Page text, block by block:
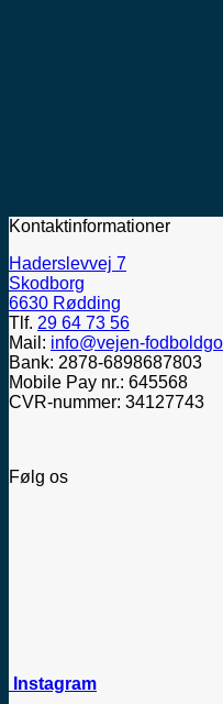
Kontaktinformationer
Haderslevvej 7
Skodborg
6630 Rødding
Tlf. 29 64 73 56
Mail: info@vejen-
Bank: 2878-6898687803
Mobile Pay nr.: 645568
CVR-nummer: 34127743
Følg os
Instagram